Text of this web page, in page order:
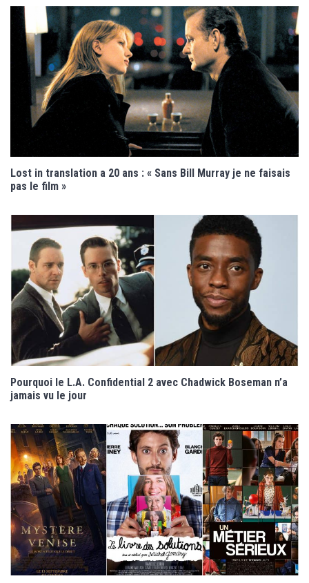
Lost in translation a 20 ans : « Sans Bill Murray je ne faisais
pas le film »
Pourquoi le L.A. Confidential 2 avec Chadwick Boseman n’a
jamais vu le jour